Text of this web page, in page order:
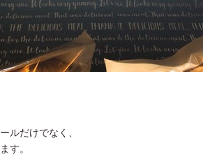
ルだけでなく、
す。